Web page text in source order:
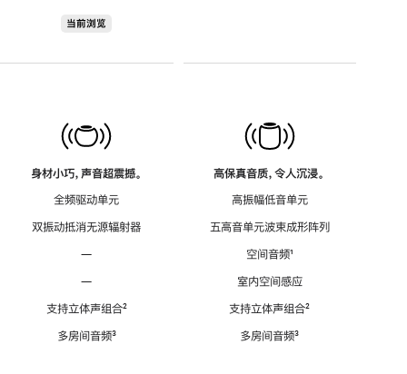
当前浏览
身材小巧，声音超震撼。
全频驱动单元
双振动抵消无源辐射器
—
—
支持立体声组合脚
²
多房间音频脚
³
高保真音质，令人沉浸。
高振幅低音单元
五高音单元波束成形阵列
空间音频脚
¹
室内空间感应
支持立体声组合脚
²
多房间音频脚
³